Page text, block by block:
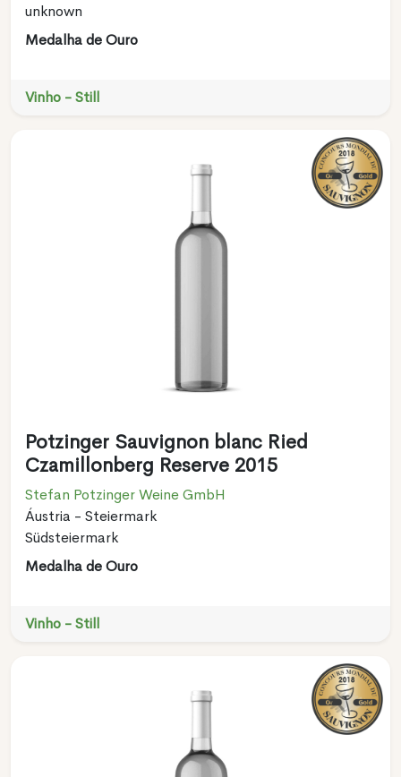
unknown
Medalha de Ouro
Vinho - Still
Potzinger Sauvignon blanc Ried
Czamillonberg Reserve 2015
Stefan Potzinger Weine GmbH
Áustria - Steiermark
Südsteiermark
Medalha de Ouro
Vinho - Still